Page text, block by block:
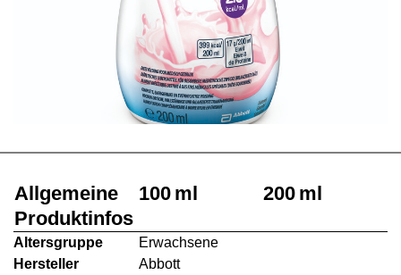
Allgemeine
Produktinfos
100 ml 200 ml
Altersgruppe
Erwachsene
Hersteller
Abbott